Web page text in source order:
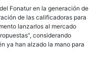
Fonatur en la generación de
de las calificadoras para
lanzarlos al mercado
considerando
ya han alzado la mano para